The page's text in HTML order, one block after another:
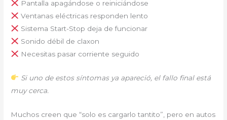
Pantalla apagándose o reiniciándose
Ventanas eléctricas responden lento
Sistema Start-Stop deja de funcionar
Sonido débil de claxon
Necesitas pasar corriente seguido
Si uno de estos síntomas ya apareció, el fallo final está
muy cerca.
Muchos creen que “solo es cargarlo tantito”, pero en autos